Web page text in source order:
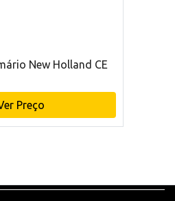
New Holland CE
Preço